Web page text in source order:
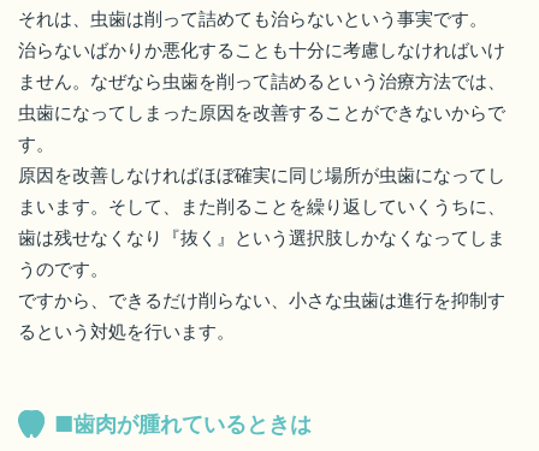
それは、虫歯は削って詰めても治らないという事実です。
治らないばかりか悪化することも十分に考慮しなければいけ
ません。なぜなら虫歯を削って詰めるという治療方法では、
虫歯になってしまった原因を改善することができないからで
す。
原因を改善しなければほぼ確実に同じ場所が虫歯になってし
まいます。そして、また削ることを繰り返していくうちに、
歯は残せなくなり『抜く』という選択肢しかなくなってしま
うのです。
ですから、できるだけ削らない、小さな虫歯は進行を抑制す
るという対処を行います。
■歯肉が腫れているときは